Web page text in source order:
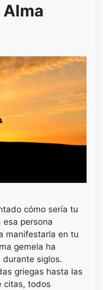
Alma
cómo sería tu
esa persona
manifestarla en tu
gemela ha
siglos.
griegas hasta las
citas, todos